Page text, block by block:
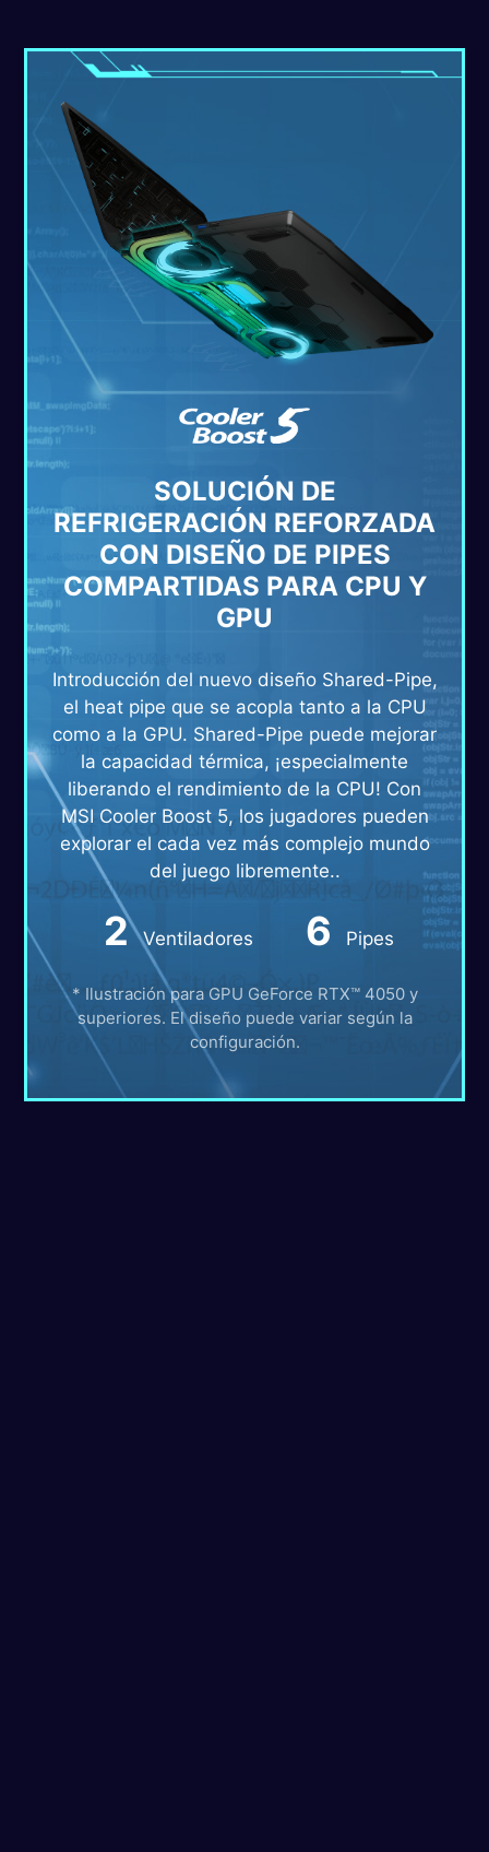
SOLUCIÓN DE
REFRIGERACIÓN REFORZADA
CON DISEÑO DE PIPES
COMPARTIDAS PARA CPU Y
GPU
Introducción del nuevo diseño Shared-Pipe,
el heat pipe que se acopla tanto a la CPU
como a la GPU. Shared-Pipe puede mejorar
la capacidad térmica, ¡especialmente
liberando el rendimiento de la CPU! Con
MSI Cooler Boost 5, los jugadores pueden
explorar el cada vez más complejo mundo
del juego libremente..
2 Ventiladores 6 Pipes
* Ilustración para GPU GeForce RTX™ 4050 y
superiores. El diseño puede variar según la
configuración.